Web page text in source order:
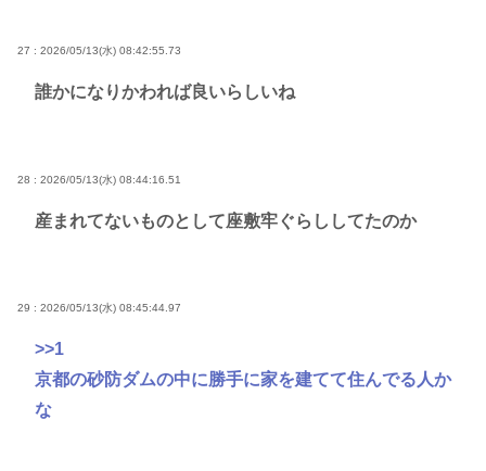
27 : 2026/05/13(水) 08:42:55.73
誰かになりかわれば良いらしいね
28 : 2026/05/13(水) 08:44:16.51
産まれてないものとして座敷牢ぐらししてたのか
29 : 2026/05/13(水) 08:45:44.97
>>1
京都の砂防ダムの中に勝手に家を建てて住んでる人か
な